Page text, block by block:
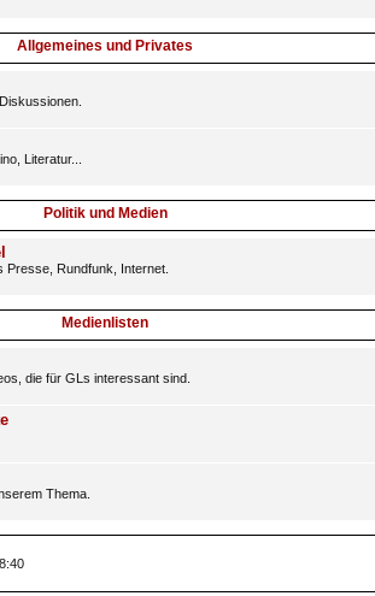
Allgemeines und Privates
Literatur...
Politik und Medien
Presse, Rundfunk, Internet.
Medienlisten
die für GLs interessant sind.
Thema.